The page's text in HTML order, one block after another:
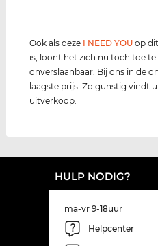
Ook als deze I NEED YOU op
is, loont het zich nu toch toe te
onverslaanbaar. Bij ons in de
laagste prijs. Zo gunstig vindt
uitverkoop.
HULP NODIG?
ma-vr 9-18uur
Helpcenter